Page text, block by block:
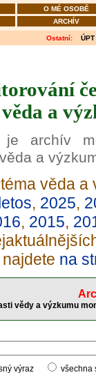
O MÉ OSOBĚ
ARCHÍV
Ostatní: ÚPT
a
archív
a
věda
, 2025,
, 2015,
na
vědy a výzkumu
výraz